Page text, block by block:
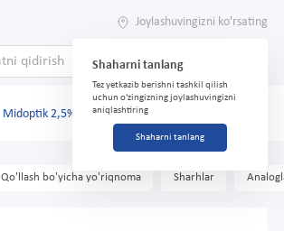
Joylashuvingizni ko'rsating
Shaharni tanlang
Tez yetkazib berishni tashkil qilish
uchun o'zingizning joylashuvingizni
aniqlashtiring
Shaharni tanlang
Midoptik 2,5% 10 ml
Qo'llash bo'yicha yo'riqnoma Sharhlar